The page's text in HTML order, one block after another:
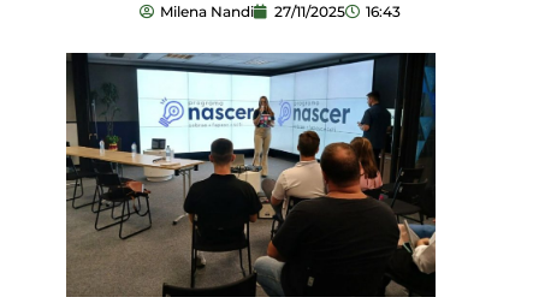
Milena Nandi 27/11/2025 16:43